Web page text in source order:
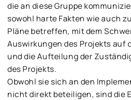
die an diese Gruppe
sowohl harte Fakten wie auch
Pläne betreffen, mit dem
Auswirkungen des Projekts auf
und die Aufteilung der
des Projekts.
Obwohl sie sich an den
nicht direkt beteiligen, sind die